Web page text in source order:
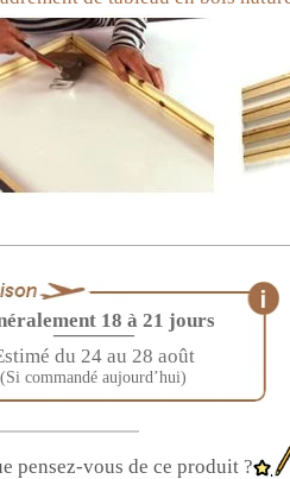
18 à 21 jours
————
du 24 au 28 août
(Si commandé aujourd’hui)
pensez-vous de ce produit ?